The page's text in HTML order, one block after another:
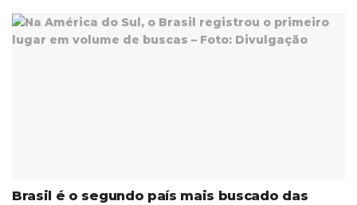
Brasil é o segundo país mais buscado das